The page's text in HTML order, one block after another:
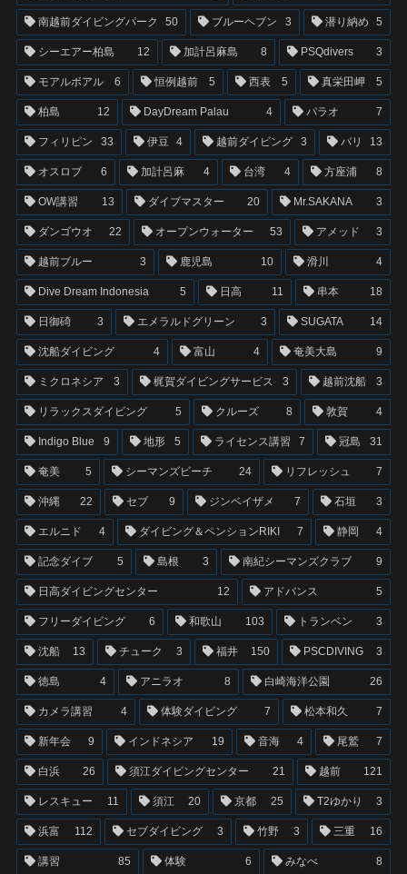
南越前ダイビングパーク 50 ブルーヘブン 3 潜り納め 5
シーエアー柏島 12 加計呂麻島 8 PSQdivers 3
モアルボアル 6 恒例越前 5 西表 5 真栄田岬 5
柏島 12 DayDream Palau 4 パラオ 7
フィリピン 33 伊豆 4 越前ダイビング 3 バリ 13
オスロブ 6 加計呂麻 4 台湾 4 方座浦 8
OW講習 13 ダイブマスター 20 Mr.SAKANA 3
ダンゴウオ 22 オープンウォーター 53 アメッド 3
越前ブルー 3 鹿児島 10 滑川 4
Dive Dream Indonesia 5 日高 11 串本 18
日御碕 3 エメラルドグリーン 3 SUGATA 14
沈船ダイビング 4 富山 4 奄美大島 9
ミクロネシア 3 梶賀ダイビングサービス 3 越前沈船 3
リラックスダイビング 5 クルーズ 8 敦賀 4
Indigo Blue 9 地形 5 ライセンス講習 7 冠島 31
奄美 5 シーマンズビーチ 24 リフレッシュ 7
沖縄 22 セブ 9 ジンベイザメ 7 石垣 3
エルニド 4 ダイビング＆ペンションRIKI 7 静岡 4
記念ダイブ 5 島根 3 南紀シーマンズクラブ 9
日高ダイビングセンター 12 アドバンス 5
フリーダイビング 6 和歌山 103 トランベン 3
沈船 13 チューク 3 福井 150 PSCDIVING 3
徳島 4 アニラオ 8 白崎海洋公園 26
カメラ講習 4 体験ダイビング 7 松本和久 7
新年会 9 インドネシア 19 音海 4 尾鷲 7
白浜 26 須江ダイビングセンター 21 越前 121
レスキュー 11 須江 20 京都 25 T2ゆかり 3
浜富 112 セブダイビング 3 竹野 3 三重 16
講習 85 体験 6 みなべ 8